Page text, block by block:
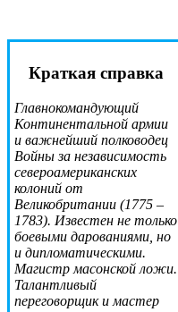
Краткая справка
Главнокомандующий
Континентальной армии
и важнейший полководец
Войны за независимость
североамериканских
колоний от
Великобритании (1775 –
1783). Известен не только
боевыми дарованиями, но
и дипломатическими.
Магистр масонской ложи.
Талантливый
переговорщик и мастер